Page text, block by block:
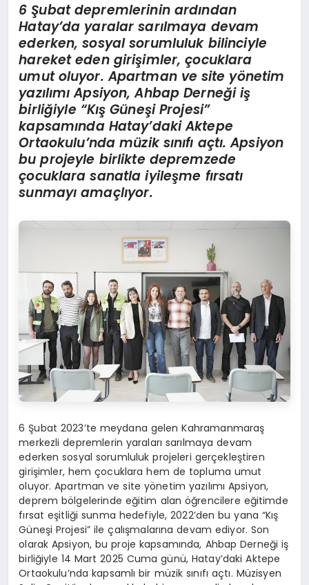
6 Şubat depremlerinin ardından
Hatay’da yaralar sarılmaya devam
ederken, sosyal sorumluluk bilinciyle
hareket eden girişimler, çocuklara
umut oluyor. Apartman ve site yönetim
yazılımı Apsiyon, Ahbap Derneği iş
birliğiyle “Kış Güneşi Projesi”
kapsamında Hatay’daki Aktepe
Ortaokulu’nda müzik sınıfı açtı. Apsiyon
bu projeyle birlikte depremzede
çocuklara sanatla iyileşme fırsatı
sunmayı amaçlıyor.
6 Şubat 2023’te meydana gelen Kahramanmaraş
merkezli depremlerin yaraları sarılmaya devam
ederken sosyal sorumluluk projeleri gerçekleştiren
girişimler, hem çocuklara hem de topluma umut
oluyor. Apartman ve site yönetim yazılımı Apsiyon,
deprem bölgelerinde eğitim alan öğrencilere eğitimde
fırsat eşitliği sunma hedefiyle, 2022’den bu yana “Kış
Güneşi Projesi” ile çalışmalarına devam ediyor. Son
olarak Apsiyon, bu proje kapsamında, Ahbap Derneği iş
birliğiyle 14 Mart 2025 Cuma günü, Hatay’daki Aktepe
Ortaokulu’nda kapsamlı bir müzik sınıfı açtı. Müzisyen